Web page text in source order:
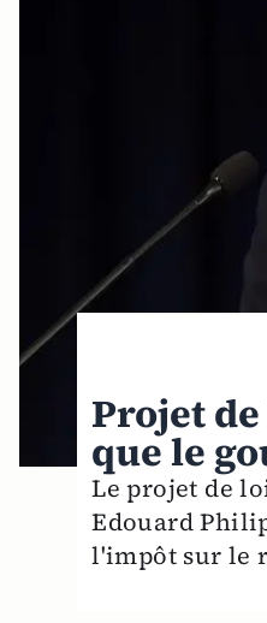
Projet
que le
Le projet de
Edouard
l'impôt sur le